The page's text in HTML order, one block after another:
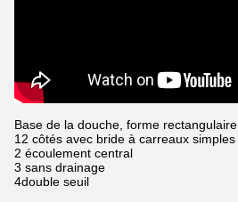
Base de la douche, forme rectangulaire
12 côtés avec bride à carreaux simples
2 écoulement central
3 sans drainage
4double seuil